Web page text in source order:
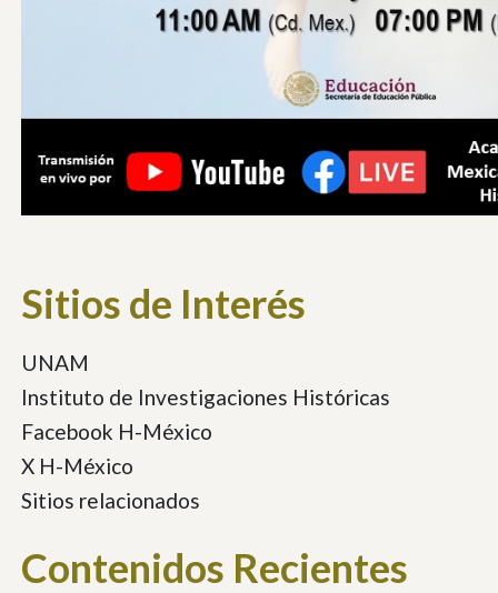
Sitios de Interés
UNAM
Instituto de Investigaciones Históricas
Facebook H-México
X H-México
Sitios relacionados
Contenidos Recientes